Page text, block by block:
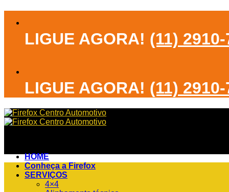
contentLIGUE AGORA! (11)
LIGUE AGORA! (11)
HOME
Conheça a Firefox
SERVIÇOS
4×4